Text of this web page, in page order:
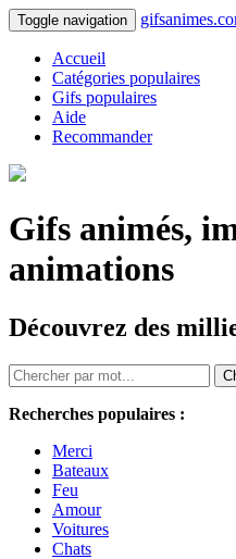
Toggle navigation
Accueil
Catégories populaires
Gifs populaires
Aide
Recommander
Gifs animés,
animations
Découvrez des
Recherches populaires :
Merci
Bateaux
Feu
Amour
Voitures
Chats